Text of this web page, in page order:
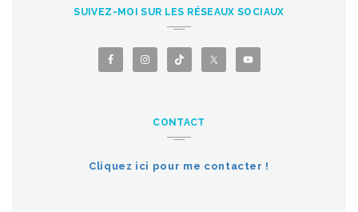
SUIVEZ-MOI SUR LES RÉSEAUX SOCIAUX
CONTACT
Cliquez ici pour me contacter !